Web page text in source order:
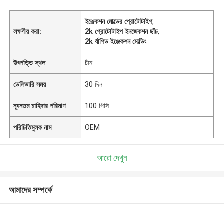
লক্ষণীয় করা:
ইঞ্জেকশন মোল্ডের প্রোটোটাইপ,
2k প্রোটোটাইপ ইনজেকশন ছাঁচ,
2k র্যাপিড ইঞ্জেকশন মোল্ডিং
উৎপত্তি স্থল চীন
ডেলিভারি সময় 30 দিন
ন্যূনতম চাহিদার পরিমাণ 100 পিসি
পরিচিতিমুলক নাম OEM
আরো দেখুন
আমাদের সম্পর্কে